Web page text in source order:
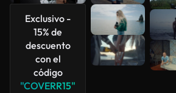
Exclusivo -
15% de
descuento
con el
código
"COVERR15"